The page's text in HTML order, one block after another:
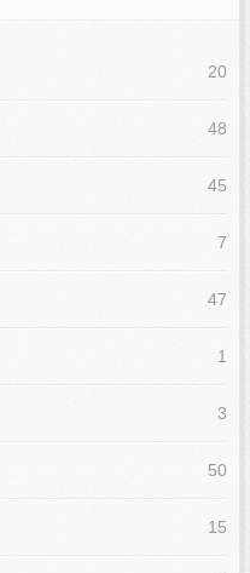
20
48
45
7
47
1
3
50
15